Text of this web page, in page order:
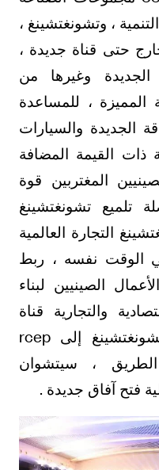
، وتشونغتشينغ ،
حتى قناة جديدة ،
الجديدة وغيرها من
المميزة ، للمساعدة
الجديدة والسيارات
ذات القيمة المضافة
من 80 من الصينيين المغتربين قوة
تلميع تشونغتشينغ
التجارة العالمية
الوقت نفسه ، ربط
الصينيين لبناء
والتجارية قناة
لتحقيق تغطية كاملة من تشونغتشينغ إلى rcep
الطريق ، سيتشوان
فتح آفاق جديدة .